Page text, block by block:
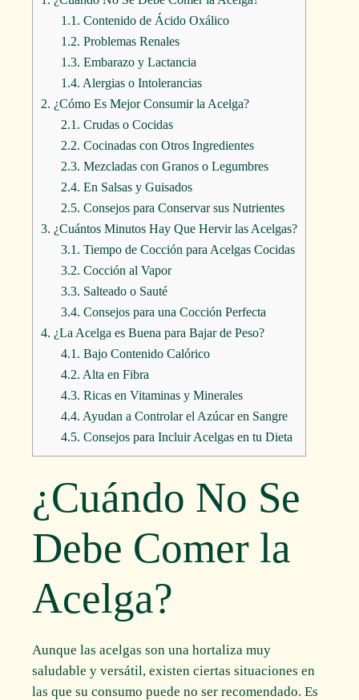
1.1. Contenido de Ácido Oxálico
1.2. Problemas Renales
1.3. Embarazo y Lactancia
1.4. Alergias o Intolerancias
2. ¿Cómo Es Mejor Consumir la Acelga?
2.1. Crudas o Cocidas
2.2. Cocinadas con Otros Ingredientes
2.3. Mezcladas con Granos o Legumbres
2.4. En Salsas y Guisados
2.5. Consejos para Conservar sus Nutrientes
3. ¿Cuántos Minutos Hay Que Hervir las Acelgas?
3.1. Tiempo de Cocción para Acelgas Cocidas
3.2. Cocción al Vapor
3.3. Salteado o Sauté
3.4. Consejos para una Cocción Perfecta
4. ¿La Acelga es Buena para Bajar de Peso?
4.1. Bajo Contenido Calórico
4.2. Alta en Fibra
4.3. Ricas en Vitaminas y Minerales
4.4. Ayudan a Controlar el Azúcar en Sangre
4.5. Consejos para Incluir Acelgas en tu Dieta
¿Cuándo No Se
Debe Comer la
Acelga?
Aunque las acelgas son una hortaliza muy
saludable y versátil, existen ciertas situaciones en
las que su consumo puede no ser recomendado. Es